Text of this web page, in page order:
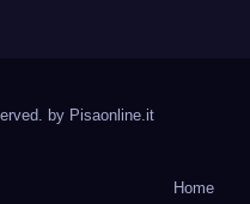
by Pisaonline.it
Home